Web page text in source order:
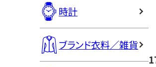
時計
ブランド衣料／雑貨